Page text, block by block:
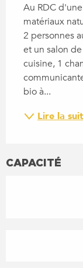
Au RDC
matériaux
2 personnes
et un salon
cuisine, 1
bio à...
Lire la
CAPACITÉ